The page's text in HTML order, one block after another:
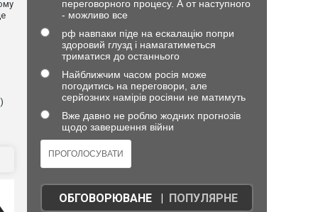
переговорного процесу. А от наступного
- можливо все
рф навпаки піде на ескалацію попри
здоровий глузд і намагатиметься
триматися до останнього
Найближчим часом росія може
погодитись на переговори, але
серйозних намірів росіяни не матимуть
Вже давно не роблю жодних прогнозів
щодо завершення війни
ОБГОВОРЮВАНЕ| ПОПУЛЯРНЕ